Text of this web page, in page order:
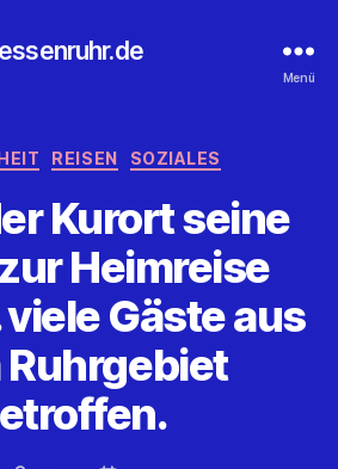
essenruhr.de
Menü
Kategorien
REISEN SOZIALES
Kurort seine
Heimreise
Gäste aus
Ruhrgebiet